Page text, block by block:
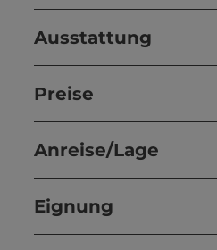
Ausstattung
Preise
Anreise/Lage
Eignung